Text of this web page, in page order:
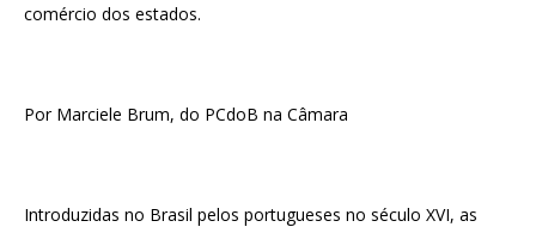
comércio dos estados.
Por Marciele Brum, do PCdoB na Câmara
Introduzidas no Brasil pelos portugueses no século XVI, as